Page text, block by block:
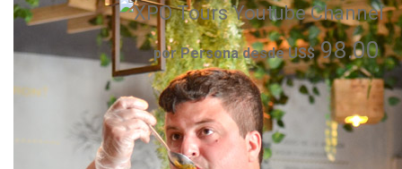
por Persona desde US$98.00